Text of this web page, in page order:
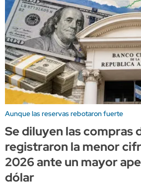
Aunque las reservas rebotaron fuerte
Se diluyen las compras
registraron la menor
2026 ante un mayor
dólar